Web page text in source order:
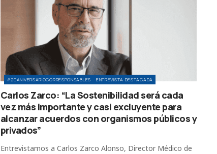
#20ANIVERSARIOCORRESPONSABLES ENTREVISTA DESTACADA
Carlos Zarco: “La Sostenibilidad será cada
vez más importante y casi excluyente para
alcanzar acuerdos con organismos públicos y
privados”
Entrevistamos a Carlos Zarco Alonso, Director Médico de